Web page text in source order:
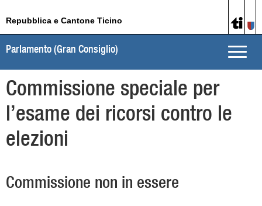
Repubblica e Cantone Ticino
Toggle
Parlamento (Gran Consiglio)
Commissione speciale per
l’esame dei ricorsi contro le
elezioni
Commissione non in essere